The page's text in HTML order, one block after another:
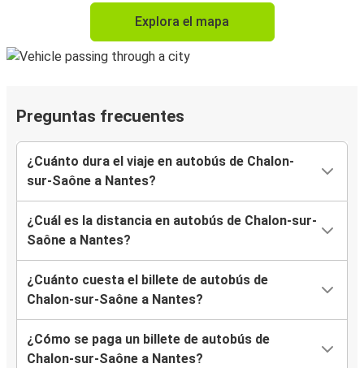
Explora el mapa
Preguntas frecuentes
¿Cuánto dura el viaje en autobús de Chalon-
sur-Saône a Nantes?
¿Cuál es la distancia en autobús de Chalon-sur-
Saône a Nantes?
¿Cuánto cuesta el billete de autobús de
Chalon-sur-Saône a Nantes?
¿Cómo se paga un billete de autobús de
Chalon-sur-Saône a Nantes?